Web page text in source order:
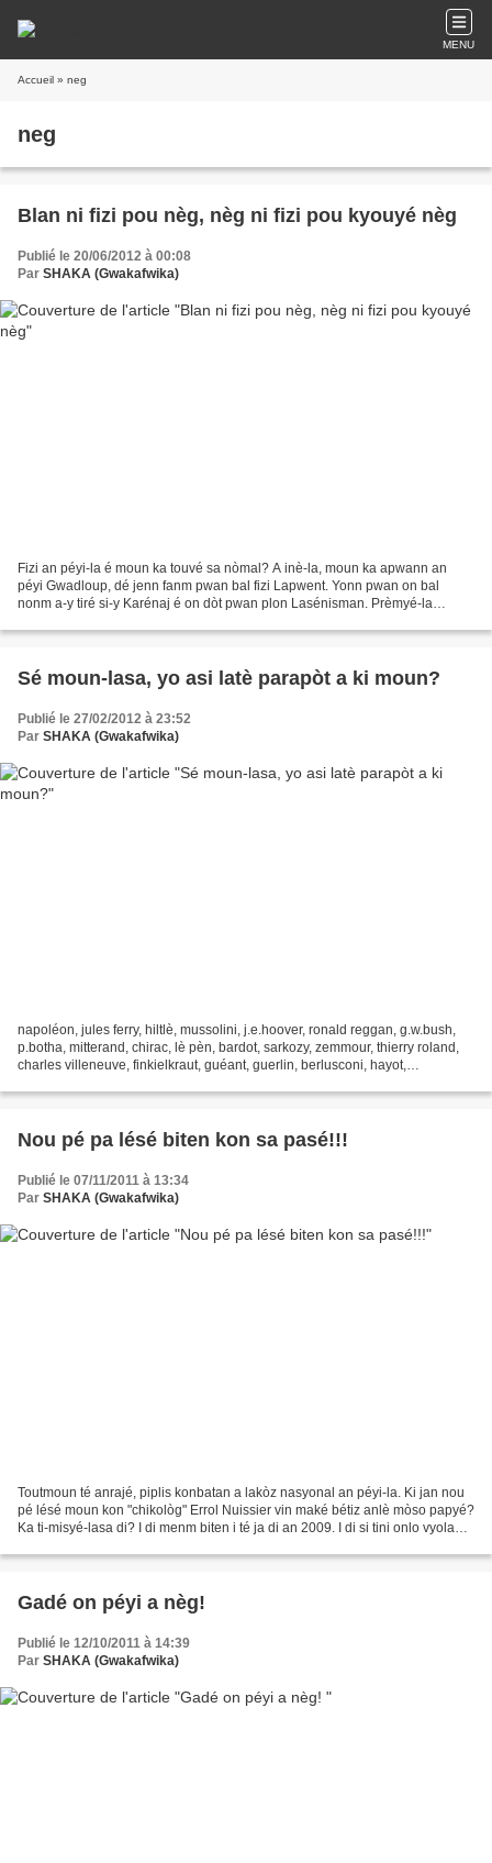
MENU
Accueil » neg
neg
Blan ni fizi pou nèg, nèg ni fizi pou kyouyé nèg
Publié le 20/06/2012 à 00:08
Par SHAKA (Gwakafwika)
Fizi an péyi-la é moun ka touvé sa nòmal? A inè-la, moun ka apwann an
péyi Gwadloup, dé jenn fanm pwan bal fizi Lapwent. Yonn pwan on bal
nonm a-y tiré si-y Karénaj é on dòt pwan plon Lasénisman. Prèmyé-la
Sé moun-lasa, yo asi latè parapòt a ki moun?
Publié le 27/02/2012 à 23:52
Par SHAKA (Gwakafwika)
napoléon, jules ferry, hiltlè, mussolini, j.e.hoover, ronald reggan, g.w.bush,
p.botha, mitterand, chirac, lè pèn, bardot, sarkozy, zemmour, thierry roland,
charles villeneuve, finkielkraut, guéant, guerlin, berlusconi, hayot,
Nou pé pa lésé biten kon sa pasé!!!
Publié le 07/11/2011 à 13:34
Par SHAKA (Gwakafwika)
Toutmoun té anrajé, piplis konbatan a lakòz nasyonal an péyi-la. Ki jan nou
pé lésé moun kon "chikològ" Errol Nuissier vin maké bétiz anlè mòso papyé?
Ka ti-misyé-lasa di? I di menm biten i té ja di an 2009. I di si tini onlo vyolans
Gadé on péyi a nèg!
Publié le 12/10/2011 à 14:39
Par SHAKA (Gwakafwika)